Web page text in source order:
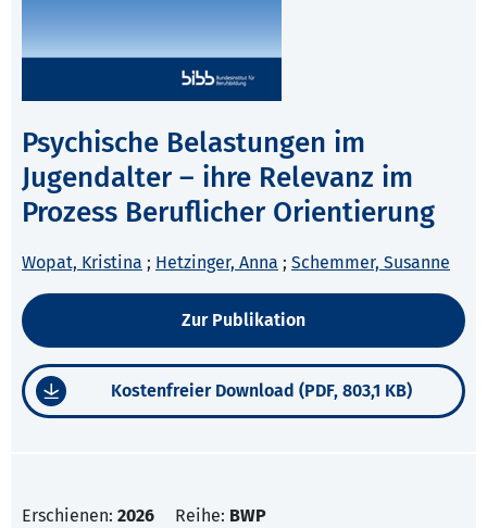
Psychische Belastungen im
Jugendalter – ihre Relevanz im
Prozess Beruflicher Orientierung
Wopat, Kristina ; Hetzinger, Anna ; Schemmer, Susanne
Zur Publikation
Kostenfreier Download (PDF, 803,1 KB)
Erschienen: 2026 Reihe: BWP